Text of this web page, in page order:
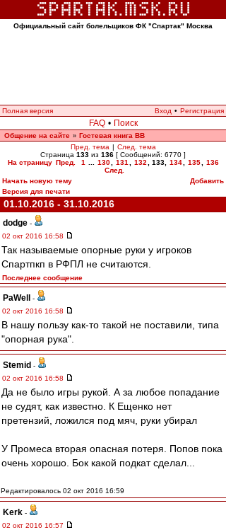
Официальный сайт болельщиков ФК "Спартак" Москва
Полная версия Вход • Регистрация
FAQ • Поиск
Общение на сайте » Гостевая книга ВВ
Пред. тема | След. тема
Страница 133 из 136 [ Сообщений: 6770 ]
На страницу Пред. 1 130 131 132 133, 134 135
136
След.
Начать новую тему
Добавить
Версия для печати
01.10.2016 - 31.10.2016
dodge -
02 окт 2016 16:58
Так называемые опорные руки у игроков
Спартпкп в РФПЛ не считаются.
Последнее сообщение
PaWell
-
02 окт 2016 16:58
В нашу пользу как-то такой не поставили, типа
"опорная рука".
Stemid -
02 окт 2016 16:58
Да не было игры рукой. А за любое попадание
не судят, как известно. К Ещенко нет
претензий, ложился под мяч, руки убирал
У Промеса вторая опасная потеря. Попов пока
очень хорошо. Бок какой подкат сделал...
Редактировалось 02 окт 2016 16:59
Kerk -
02 окт 2016 16:57